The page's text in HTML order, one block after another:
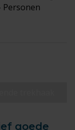
Personen
goede